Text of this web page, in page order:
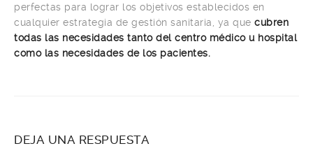
perfectas para lograr los objetivos establecidos en
cualquier estrategia de gestión sanitaria, ya que cubren
todas las necesidades tanto del centro médico u hospital
como las necesidades de los pacientes.
DEJA UNA RESPUESTA